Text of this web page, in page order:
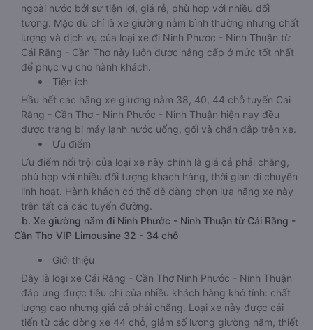
ngoài nước bởi sự tiện lợi, giá rẻ, phù hợp với nhiều đối
tượng. Mặc dù chỉ là xe giường nằm bình thường nhưng chất
lượng và dịch vụ của loại xe đi Ninh Phước - Ninh Thuận từ
Cái Răng - Cần Thơ này luôn được nâng cấp ở mức tốt nhất
để phục vụ cho hành khách.
Tiện ích
Hầu hết các hãng xe giường nằm 38, 40, 44 chỗ tuyến Cái
Răng - Cần Thơ - Ninh Phước - Ninh Thuận hiện nay đều
được trang bị máy lạnh nước uống, gối và chăn đắp trên xe.
Ưu điểm
Ưu điểm nổi trội của loại xe này chính là giá cả phải chăng,
phù hợp với nhiều đối tượng khách hàng, thời gian di chuyển
linh hoạt. Hành khách có thể dễ dàng chọn lựa hãng xe này
trên tất cả các tuyến đường.
b. Xe giường nằm đi Ninh Phước - Ninh Thuận từ Cái Răng -
Cần Thơ VIP Limousine 32 - 34 chỗ
Giới thiệu
Đây là loại xe Cái Răng - Cần Thơ Ninh Phước - Ninh Thuận
đáp ứng được tiêu chí của nhiều khách hàng khó tính: chất
lượng cao nhưng giá cả phải chăng. Loại xe này được cải
tiến từ các dòng xe 44 chỗ, giảm số lượng giường nằm, thiết